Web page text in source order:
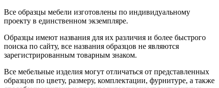
Все образцы мебели изготовлены по индивидуальному
проекту в единственном экземпляре.
Образцы имеют названия для их различия и более быстрого
поиска по сайту, все названия образцов не являются
зарегистрированным товарным знаком.
Все мебельные изделия могут отличаться от представленных
образцов по цвету, размеру, комплектации, фурнитуре, а также